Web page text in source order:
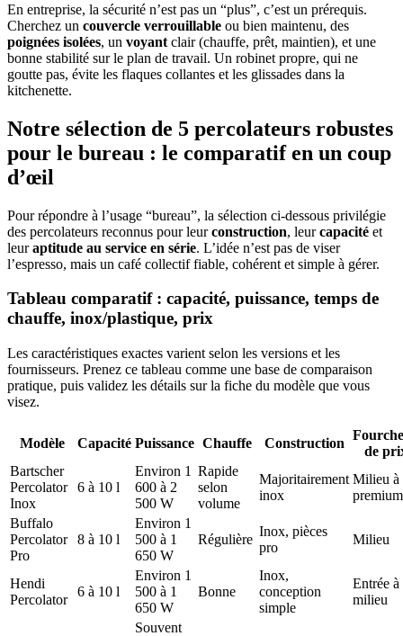
En entreprise, la sécurité n’est pas un “plus”, c’est un prérequis.
Cherchez un couvercle verrouillable ou bien maintenu, des
poignées isolées, un voyant clair (chauffe, prêt, maintien), et une
bonne stabilité sur le plan de travail. Un robinet propre, qui ne
goutte pas, évite les flaques collantes et les glissades dans la
kitchenette.
Notre sélection de 5 percolateurs robustes
pour le bureau : le comparatif en un coup
d’œil
Pour répondre à l’usage “bureau”, la sélection ci-dessous privilégie
des percolateurs reconnus pour leurconstruction, leurcapacité et
leuraptitude au service en série. L’idée n’est pas de viser
l’espresso, mais un café collectif fiable, cohérent et simple à gérer.
Tableau comparatif : capacité, puissance, temps de
chauffe, inox/plastique, prix
Les caractéristiques exactes varient selon les versions et les
fournisseurs. Prenez ce tableau comme une base de comparaison
pratique, puis validez les détails sur la fiche du modèle que vous
visez.
Modèle Capacité Puissance Chauffe Construction
de
Bartscher
Percolator
Inox
6 à 10 l
Environ 1
600 à 2
500 W
Rapide
selon
volume
Majoritairement
inox
Milieu à
premium
Buffalo
Percolator
Pro
8 à 10 l
Environ 1
500 à 1
650 W
Régulière
Inox, pièces
pro
Milieu
Hendi
Percolator
6 à 10 l
Environ 1
500 à 1
650 W
Bonne
Inox,
conception
simple
Entrée à
milieu
Souvent